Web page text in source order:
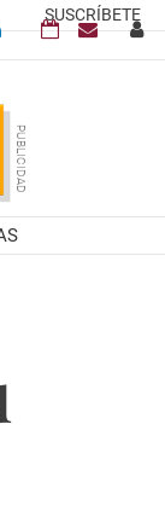
SUSCRÍBETE